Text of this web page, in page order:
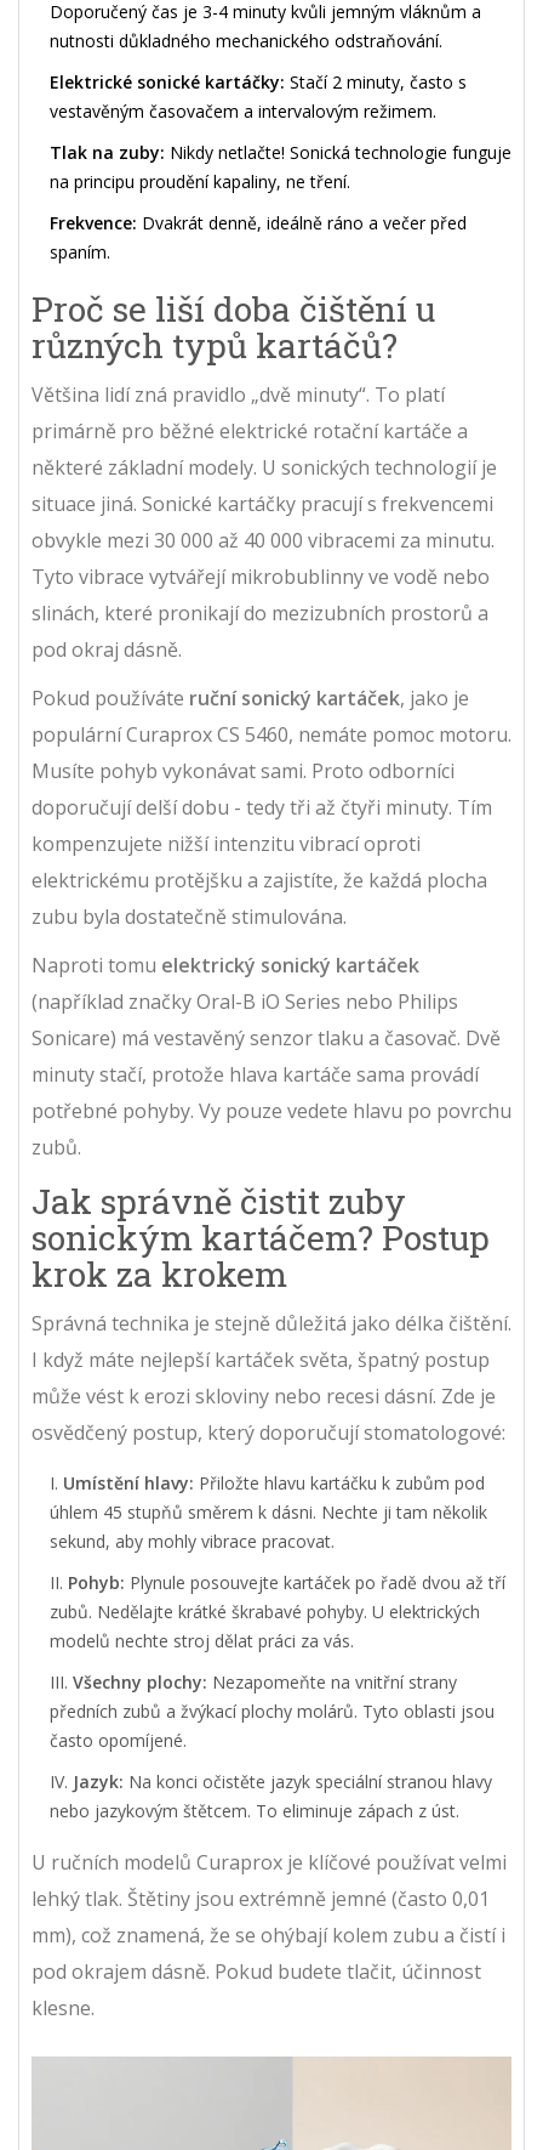
Doporučený čas je 3-4 minuty kvůli jemným vláknům a
nutnosti důkladného mechanického odstraňování.
Elektrické sonické kartáčky: Stačí 2 minuty, často s
vestavěným časovačem a intervalovým režimem.
Tlak na zuby: Nikdy netlačte! Sonická technologie funguje
na principu proudění kapaliny, ne tření.
Frekvence: Dvakrát denně, ideálně ráno a večer před
spaním.
Proč se liší doba čištění u
různých typů kartáčů?
Většina lidí zná pravidlo „dvě minuty“. To platí
primárně pro běžné elektrické rotační kartáče a
některé základní modely. U sonických technologií je
situace jiná. Sonické kartáčky pracují s frekvencemi
obvykle mezi 30 000 až 40 000 vibracemi za minutu.
Tyto vibrace vytvářejí mikrobublinny ve vodě nebo
slinách, které pronikají do mezizubních prostorů a
pod okraj dásně.
Pokud používáte ruční sonický kartáček, jako je
populárníCuraprox CS 5460, nemáte pomoc motoru.
Musíte pohyb vykonávat sami. Proto odborníci
doporučují delší dobu - tedy tři až čtyři minuty. Tím
kompenzujete nižší intenzitu vibrací oproti
elektrickému protějšku a zajistíte, že každá plocha
zubu byla dostatečně stimulována.
Naproti tomu elektrický sonický kartáček
(například značky Oral-B iO Series nebo Philips
Sonicare) má vestavěný senzor tlaku a časovač. Dvě
minuty stačí, protože hlava kartáče sama provádí
potřebné pohyby. Vy pouze vedete hlavu po povrchu
zubů.
Jak správně čistit zuby
sonickým kartáčem? Postup
krok za krokem
Správná technika je stejně důležitá jako délka čištění.
I když máte nejlepší kartáček světa, špatný postup
může vést k erozi skloviny nebo recesi dásní. Zde je
osvědčený postup, který doporučují stomatologové:
Umístění hlavy: Přiložte hlavu kartáčku k zubům pod
úhlem 45 stupňů směrem k dásni. Nechte ji tam několik
sekund, aby mohly vibrace pracovat.
Pohyb: Plynule posouvejte kartáček po řadě dvou až tří
zubů. Nedělajte krátké škrabavé pohyby. U elektrických
modelů nechte stroj dělat práci za vás.
Všechny plochy: Nezapomeňte na vnitřní strany
předních zubů a žvýkací plochy molárů. Tyto oblasti jsou
často opomíjené.
Jazyk: Na konci očistěte jazyk speciální stranou hlavy
nebo jazykovým štětcem. To eliminuje zápach z úst.
U ručních modelů Curaprox je klíčové používat velmi
lehký tlak. Štětiny jsou extrémně jemné (často 0,01
mm), což znamená, že se ohýbají kolem zubu a čistí i
pod okrajem dásně. Pokud budete tlačit, účinnost
klesne.